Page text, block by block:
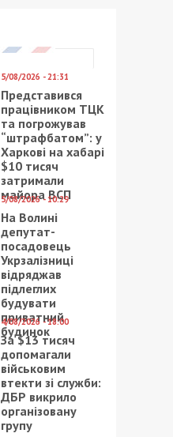
5/08/2026 - 21:31
Представився
працівником ТЦК
та погрожував
“штрафбатом”: у
Харкові на хабарі
$10 тисяч
затримали
майора ВСП
5/08/2026 - 10:29
На Волині
депутат-
посадовець
Укрзалізниці
відряджав
підлеглих
будувати
приватний
будинок
4/08/2026 - 18:00
За $13 тисяч
допомагали
військовим
втекти зі служби:
ДБР викрило
організовану
групу